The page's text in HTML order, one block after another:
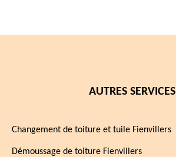
AUTRES SERVICES
Changement de toiture et tuile Fienvillers
Démoussage de toiture Fienvillers